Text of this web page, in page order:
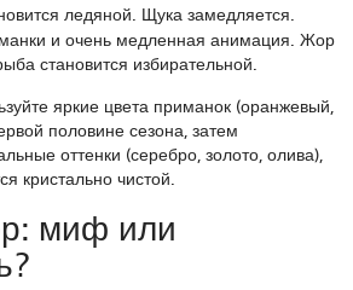
ледяной. Щука замедляется.
и очень медленная анимация. Жор
становится избирательной.
яркие цвета приманок (оранжевый,
половине сезона, затем
оттенки (серебро, золото, олива),
кристально чистой.
миф или